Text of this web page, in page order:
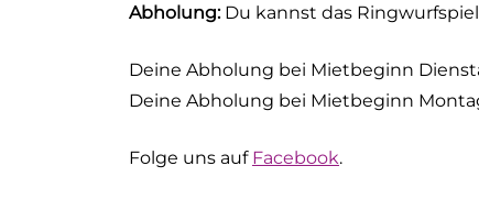
Abholung:Du kannst das
Deine Abholung bei Mietbeginn
Deine Abholung bei Mietbeginn
Folge uns auf Facebook.